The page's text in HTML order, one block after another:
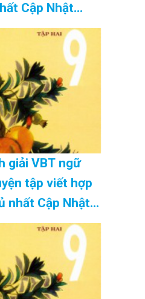
Cập Nhật
giải VBT ngữ
tập viết hợp
nhất Cập Nhật